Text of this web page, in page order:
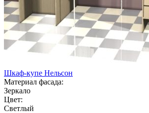
Шкаф-купе Нельсон
Материал фасада:
Зеркало
Цвет:
Светлый